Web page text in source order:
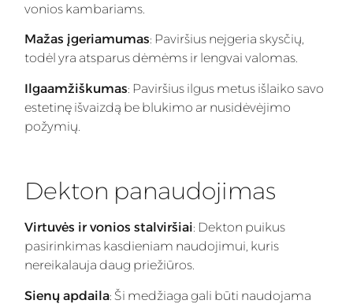
vonios kambariams.
Mažas įgeriamumas: Paviršius neįgeria skysčių,
todėl yra atsparus dėmėms ir lengvai valomas.
Ilgaamžiškumas: Paviršius ilgus metus išlaiko savo
estetinę išvaizdą be blukimo ar nusidėvėjimo
požymių.
Dekton panaudojimas
Virtuvės ir vonios stalviršiai: Dekton puikus
pasirinkimas kasdieniam naudojimui, kuris
nereikalauja daug priežiūros.
Sienų apdaila: Ši medžiaga gali būti naudojama